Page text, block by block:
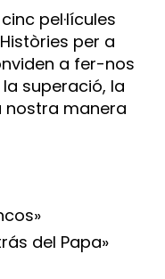
pel·lícules
per a
a fer-nos
superació, la
nostra manera
del Papa»